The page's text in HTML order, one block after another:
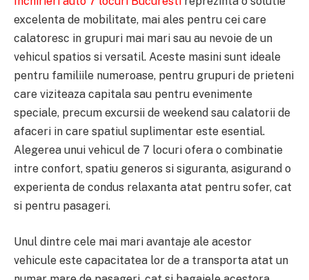
excelenta de mobilitate, mai ales pentru cei care
calatoresc in grupuri mai mari sau au nevoie de un
vehicul spatios si versatil. Aceste masini sunt ideale
pentru familiile numeroase, pentru grupuri de prieteni
care viziteaza capitala sau pentru evenimente
speciale, precum excursii de weekend sau calatorii de
afaceri in care spatiul suplimentar este esential.
Alegerea unui vehicul de 7 locuri ofera o combinatie
intre confort, spatiu generos si siguranta, asigurand o
experienta de condus relaxanta atat pentru sofer, cat
si pentru pasageri.
Unul dintre cele mai mari avantaje ale acestor
vehicule este capacitatea lor de a transporta atat un